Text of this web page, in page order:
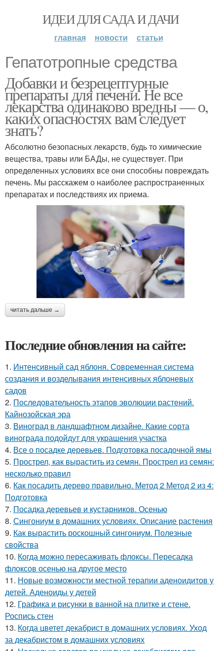
ИДЕИ ДЛЯ САДА И ДАЧИ
главная новости статьи
Гепатотропные средства
Добавки и безрецептурные
препараты для печени. Не все
лекарства одинаково вредны — о,
каких опасностях вам следует
знать?
Абсолютно безопасных лекарств, будь то химические
вещества, травы или БАДы, не существует. При
определенных условиях все они способны повреждать
печень. Мы расскажем о наиболее распространенных
препаратах и последствиях их приема.
читать дальше →
Последние обновления на сайте:
1. Интенсивный сад яблоня. Современная система
создания и возделывания интенсивных яблоневых
садов
2. Последовательность этапов эволюции растений.
Кайнозойская эра
3. Виноград в ландшафтном дизайне. Какие сорта
винограда подойдут для украшения участка
4. Все о посадке деревьев. Подготовка посадочной ямы
5. Прострел, как вырастить из семян. Прострел из семян:
несколько правил
6. Как посадить дерево правильно. Метод 2 Метод 2 из 4:
Подготовка
7. Посадка деревьев и кустарников. Осенью
8. Сингониум в домашних условиях. Описание растения
9. Как вырастить роскошный сингониум. Полезные
свойства
10. Когда можно пересаживать флоксы. Пересадка
флоксов осенью на другое место
11. Новые возможности местной терапии аденоидитов у
детей. Аденоиды у детей
12. Графика и рисунки в ванной на плитке и стене.
Роспись стен
13. Когда цветет декабрист в домашних условиях. Уход
за декабристом в домашних условиях